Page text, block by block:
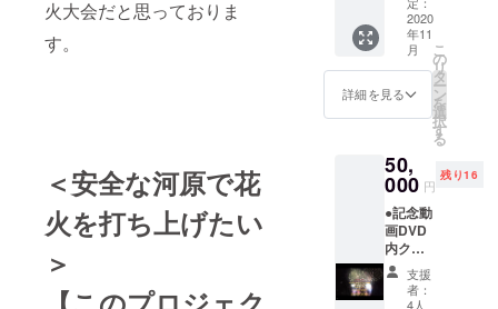
火大会だと思っておりま
す。
＜安全な河原で花
火を打ち上げたい
＞
し支援
者へ提
供。 ※
備考欄
にホー
のお名
前を入
力くだ
さい。
もし本
名を出
された
くない
●2020
オリジ
ナルタ
オルマ
フラー
●ホーム
ページ
援者と
しての
名前の
記載
（サイ
ズ小）
●安心安
全な河
川敷＋
2020
年11
月
詳細を見る
こ
の
リ
タ
ー
ン
を
選
択
す
る
50,
000 円
残り16
●記念動
画DVD
内クレ
ジット
●2020
特別記
支援
者：
4人